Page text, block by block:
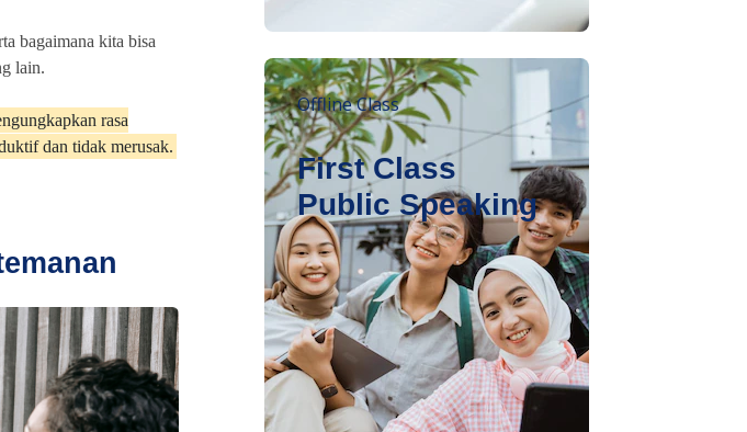
bagaimana kita bisa
lain.
rasa
dan tidak merusak.
Offline Class
First Class
Public Speaking